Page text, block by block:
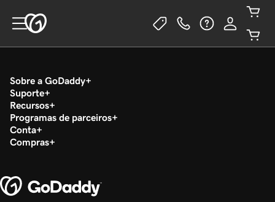
Sobre a GoDaddy
Suporte
Recursos
Programas de parceiros
Conta
Compras